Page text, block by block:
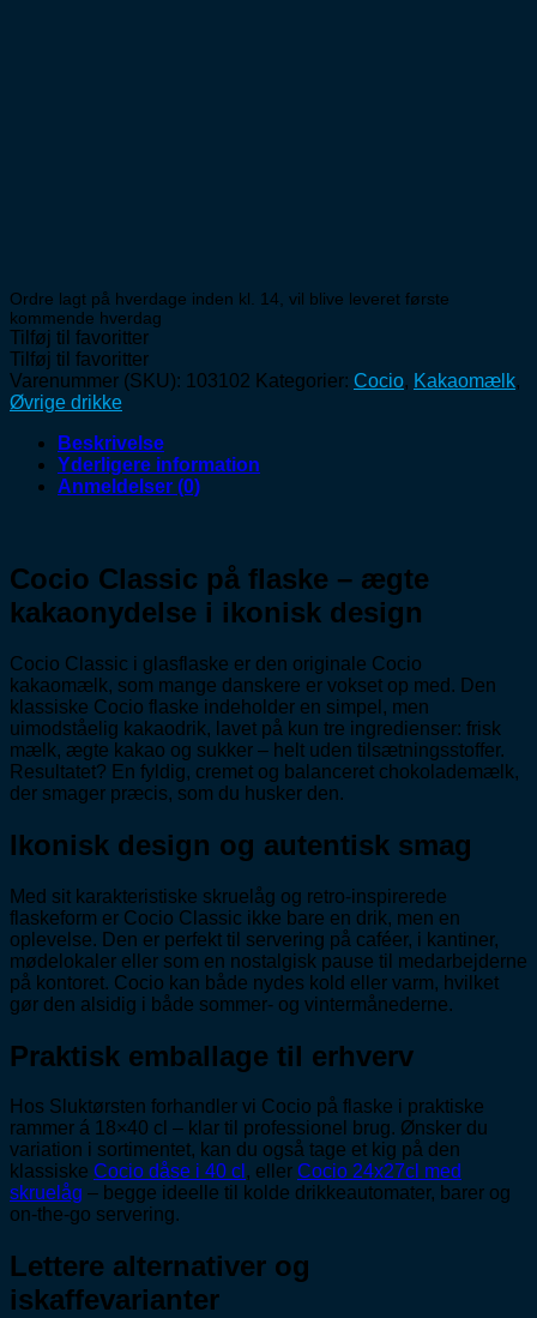
Ordre lagt på hverdage inden kl. 14, vil blive leveret første
kommende hverdag
Tilføj til favoritter
Tilføj til favoritter
Varenummer (SKU): 103102 Kategorier: Cocio, Kakaomælk,
Øvrige drikke
Beskrivelse
Yderligere information
Anmeldelser (0)
Cocio Classic på flaske – ægte
kakaonydelse i ikonisk design
Cocio Classic i glasflaske er den originale Cocio
kakaomælk, som mange danskere er vokset op med. Den
klassiske Cocio flaske indeholder en simpel, men
uimodståelig kakaodrik, lavet på kun tre ingredienser: frisk
mælk, ægte kakao og sukker – helt uden tilsætningsstoffer.
Resultatet? En fyldig, cremet og balanceret chokolademælk,
der smager præcis, som du husker den.
Ikonisk design og autentisk smag
Med sit karakteristiske skruelåg og retro-inspirerede
flaskeform er Cocio Classic ikke bare en drik, men en
oplevelse. Den er perfekt til servering på caféer, i kantiner,
mødelokaler eller som en nostalgisk pause til medarbejderne
på kontoret. Cocio kan både nydes kold eller varm, hvilket
gør den alsidig i både sommer- og vintermånederne.
Praktisk emballage til erhverv
Hos Sluktørsten forhandler vi Cocio på flaske i praktiske
rammer á 18×40 cl – klar til professionel brug. Ønsker du
variation i sortimentet, kan du også tage et kig på den
klassiske Cocio dåse i 40 cl , eller Cocio 24x27cl med
skruelåg – begge ideelle til kolde drikkeautomater, barer og
on-the-go servering.
Lettere alternativer og
iskaffevarianter